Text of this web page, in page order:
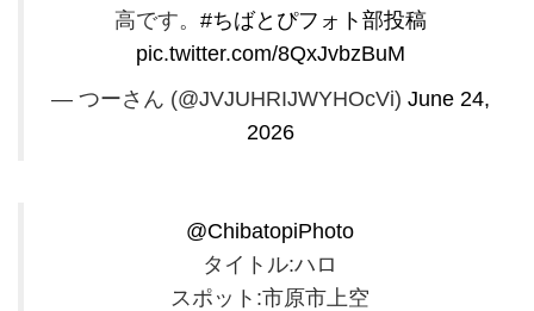
高です。 #ちばとぴフォト部投稿
pic.twitter.com/8QxJvbzBuM
— つーさん (@JVJUHRIJWYHOcVi) June 24,
2026
@ChibatopiPhoto
タイトル:ハロ
スポット:市原市上空